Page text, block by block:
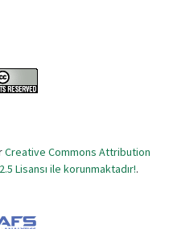
Creative Commons Attribution
Lisansı ile korunmaktadır!.